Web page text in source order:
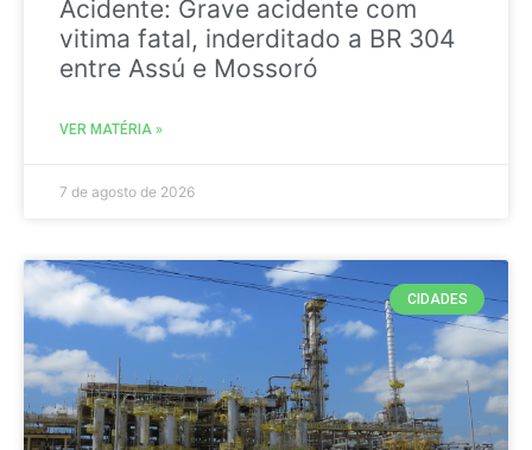
Acidente: Grave acidente com
vitima fatal, inderditado a BR 304
entre Assú e Mossoró
VER MATÉRIA »
7 de agosto de 2026
CIDADES